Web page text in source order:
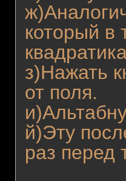
который в
з)Нажать
от поля.
й)Эту
раз перед